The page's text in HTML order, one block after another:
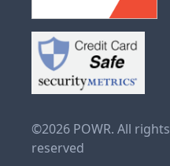
©2026 POWR. All rights
reserved